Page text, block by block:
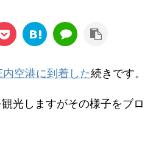
内空港に到着した続きです。
光しますがその様子をブロ